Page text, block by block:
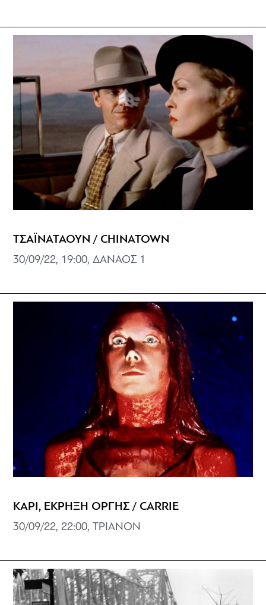
ΤΣΑΪΝΑΤΑΟΥΝ / CHINATOWN
30/09/22, 19:00, ΔΑΝΑΟΣ 1
ΚΑΡΙ, ΕΚΡΗΞΗ ΟΡΓΗΣ / CARRIE
30/09/22, 22:00, ΤΡΙΑΝΟΝ